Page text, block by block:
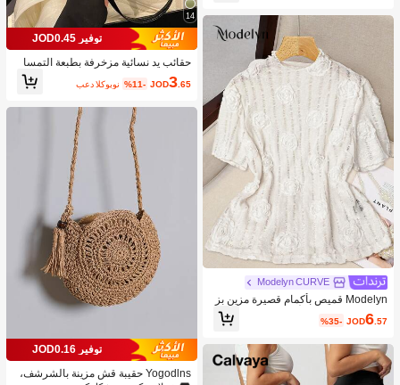
Modelyn CURVE
Modelyn قميص بأكمام قصيرة مزين بز
خارف زهرية ثلاثية الأبعاد ذو طوق واسع لل
مقاسات الكبيرة
JOD6.57
%35-
14
توفير JOD0.45
حقائب يد نسائية مزخرفة بطبعة التمسا
ح، حقائب كتف كورية الطراز للسيدات، ح
قائب كتف موضة جديدة، حقائب هلال بس
JOD3.65
%11- بعد الكوبون
توفير JOD0.16
Yogodlns حقيبة قش مزينة بالشرشف،